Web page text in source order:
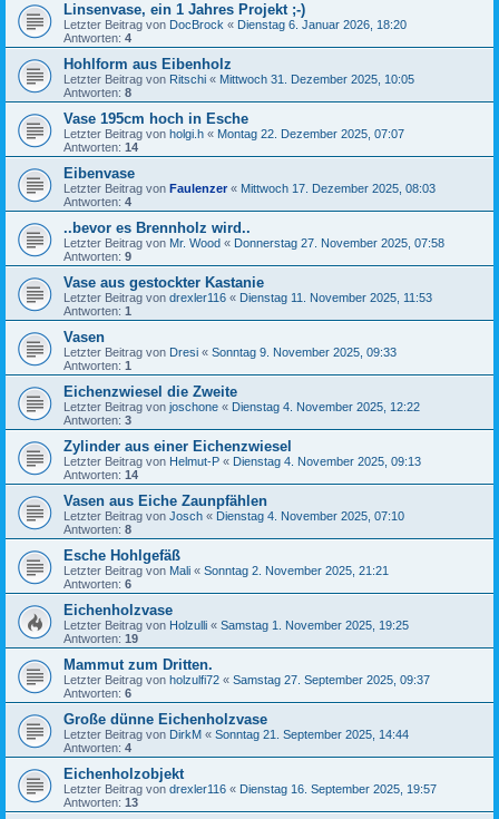
Linsenvase, ein 1 Jahres Projekt ;-)
Letzter Beitrag von DocBrock « Dienstag 6. Januar 2026, 18:20
Antworten: 4
Hohlform aus Eibenholz
Letzter Beitrag von Ritschi « Mittwoch 31. Dezember 2025, 10:05
Antworten: 8
Vase 195cm hoch in Esche
Letzter Beitrag von holgi.h « Montag 22. Dezember 2025, 07:07
Antworten: 14
Eibenvase
Letzter Beitrag von Faulenzer « Mittwoch 17. Dezember 2025, 08:03
Antworten: 4
..bevor es Brennholz wird..
Letzter Beitrag von Mr. Wood « Donnerstag 27. November 2025, 07:58
Antworten: 9
Vase aus gestockter Kastanie
Letzter Beitrag von drexler116 « Dienstag 11. November 2025, 11:53
Antworten: 1
Vasen
Letzter Beitrag von Dresi « Sonntag 9. November 2025, 09:33
Antworten: 1
Eichenzwiesel die Zweite
Letzter Beitrag von joschone « Dienstag 4. November 2025, 12:22
Antworten: 3
Zylinder aus einer Eichenzwiesel
Letzter Beitrag von Helmut-P « Dienstag 4. November 2025, 09:13
Antworten: 14
Vasen aus Eiche Zaunpfählen
Letzter Beitrag von Josch « Dienstag 4. November 2025, 07:10
Antworten: 8
Esche Hohlgefäß
Letzter Beitrag von Mali « Sonntag 2. November 2025, 21:21
Antworten: 6
Eichenholzvase
Letzter Beitrag von Holzulli « Samstag 1. November 2025, 19:25
Antworten: 19
Mammut zum Dritten.
Letzter Beitrag von holzulfi72 « Samstag 27. September 2025, 09:37
Antworten: 6
Große dünne Eichenholzvase
Letzter Beitrag von DirkM « Sonntag 21. September 2025, 14:44
Antworten: 4
Eichenholzobjekt
Letzter Beitrag von drexler116 « Dienstag 16. September 2025, 19:57
Antworten: 13